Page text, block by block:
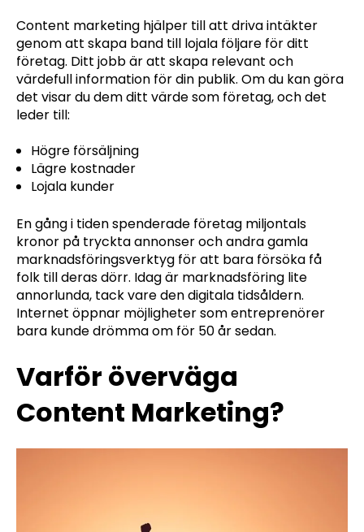
Content marketing hjälper till att driva intäkter
genom att skapa band till lojala följare för ditt
företag. Ditt jobb är att skapa relevant och
värdefull information för din publik. Om du kan göra
det visar du dem ditt värde som företag, och det
leder till:
Högre försäljning
Lägre kostnader
Lojala kunder
En gång i tiden spenderade företag miljontals
kronor på tryckta annonser och andra gamla
marknadsföringsverktyg för att bara försöka få
folk till deras dörr. Idag är marknadsföring lite
annorlunda, tack vare den digitala tidsåldern.
Internet öppnar möjligheter som entreprenörer
bara kunde drömma om för 50 år sedan.
Varför överväga
Content Marketing?